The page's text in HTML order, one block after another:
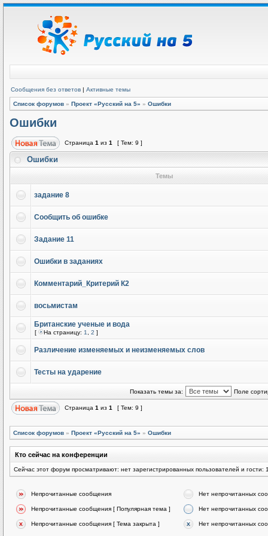
Сообщения без ответов | Активные темы
Список форумов » Проект «Русский на 5» » Ошибки
Ошибки
Страница 1 из 1 [ Тем: 9 ]
Ошибки
Темы
задание 8
Сообщить об ошибке
Задание 11
Ошибки в заданиях
Комментарий_Критерий К2
восьмистам
Британские ученые и вода
[ На страницу: 1 2 ]
Различение изменяемых и неизменяемых слов
Тесты на ударение
Показать темы за: Поле
Страница 1 из 1 [ Тем: 9 ]
Список форумов » Проект «Русский на 5» » Ошибки
Кто сейчас на конференции
Сейчас этот форум просматривают: нет зарегистрированных пользователей и гости:
Непрочитанные сообщения Нет непрочитанных
Непрочитанные сообщения [ Популярная тема ] Нет непрочитанных
Непрочитанные сообщения [ Тема закрыта ] Нет непрочитанных